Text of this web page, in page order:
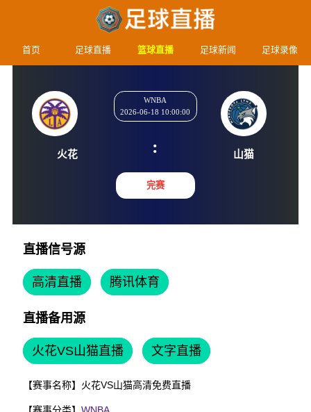
首页 足球直播 篮球直播 足球新闻 足球录像
WNBA
2026-06-18 10:00:00
:
完赛
直播信号源
高清直播 腾讯体育
直播备用源
火花VS山猫直播 文字直播
【赛事名称】 火花VS山猫高清免费直播
【赛事分类】 WNBA